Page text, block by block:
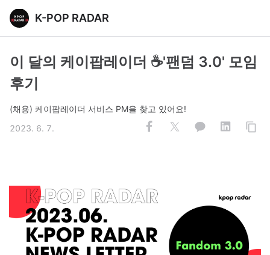
K-POP RADAR
이 달의 케이팝레이더 ☕️'팬덤 3.0' 모임
후기
(채용) 케이팝레이더 서비스 PM을 찾고 있어요!
2023. 6. 7.